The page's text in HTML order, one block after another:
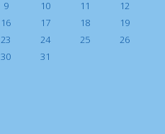
9 10 11
12
16 17 18
19
23 24 25
26
30 31